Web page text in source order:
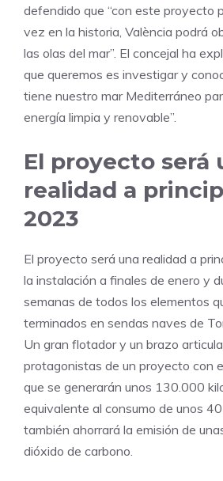
defendido que “con este proyecto
vez en la historia, València podrá
las olas del mar”. El concejal ha
que queremos es investigar y
tiene nuestro mar Mediterráneo
energía limpia y renovable”.
El proyecto será
realidad a
2023
El proyecto será una realidad a
la instalación a finales de enero y
semanas de todos los elementos
terminados en sendas naves de
Un gran flotador y un brazo
protagonistas de un proyecto con
que se generarán unos 130.000
equivalente al consumo de unos
también ahorrará la emisión de
dióxido de carbono.